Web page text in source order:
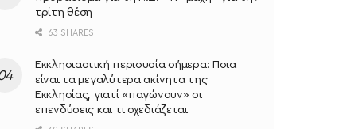
τρίτη θέση
63 SHARES
Εκκλησιαστική περιουσία σήμερα: Ποια
είναι τα μεγαλύτερα ακίνητα της
Εκκλησίας, γιατί «παγώνουν» οι
επενδύσεις και τι σχεδιάζεται